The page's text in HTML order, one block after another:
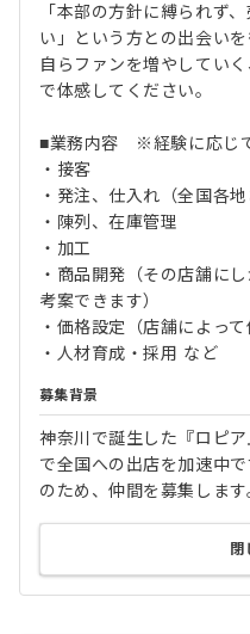
「本部の方針に縛られず
い」という方との出会いを
自らファンを増やしてい
で体感してください。
■業務内容 ※経験に応じて
・接客
・発注、仕入れ（全国各
・陳列、在庫管理
・加工
・商品開発（その店舗に
考案できます）
・価格設定（店舗によっ
・人材育成・採用 など
募集背景
神奈川で誕生した『ロピ
で全国への出店を加速中
のため、仲間を募集します
閉